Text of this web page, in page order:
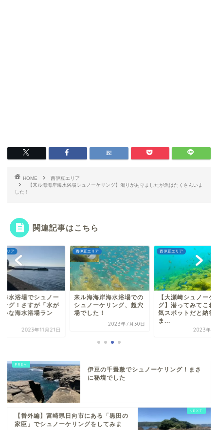
HOME
西伊豆エリア
【来ル海海岸海水浴場シュノーケリング】濁りがありましたが魚はたくさんいま
した！
関連記事はこちら
エリア
海水浴場でシュノー
ング！さすが「水が
いな海水浴場ラン
2023年11月21日
西伊豆エリア
来ル海海岸海水浴場での
シュノーケリング、超穴
場でした！
2023年7月30日
西伊豆エリア
【大瀬崎シュノーケ
グ】潜ってみてこれ
気スポットだと納得
ま...
2023年11
伊豆の千畳敷でシュノーケリング！まさ
に秘境でした
【番外編】宮崎県日向市にある「黒田の
家臣」でシュノーケリングをしてみま